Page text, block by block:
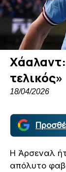
Χάαλαντ:
τελικός»
18/04/2026
Η Άρσεναλ
απόλυτο